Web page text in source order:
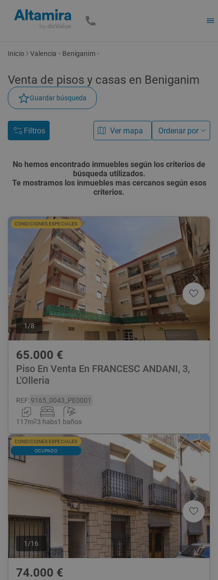
Inicio Valencia Beniganim
Venta de pisos y casas en Beniganim
Guardar búsqueda
Filtros Ver mapa Ordenar por
No hemos encontrado inmuebles según los criterios de
búsqueda utilizados.
Te mostramos los inmuebles mas cercanos según esos
criterios.
1 /8
CONDICIONES ESPECIALES
65.000 €
Piso En Venta En FRANCESC ANDANI, 3,
L'Olleria
REF:9165_0043_PE0001
117m23 habs1 baños
1 /16
CONDICIONES ESPECIALES
OCUPADO
74.000 €